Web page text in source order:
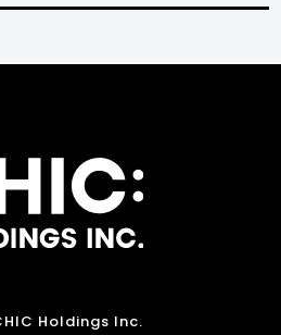
Holdings Inc.